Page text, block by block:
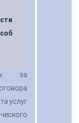
за
услуг